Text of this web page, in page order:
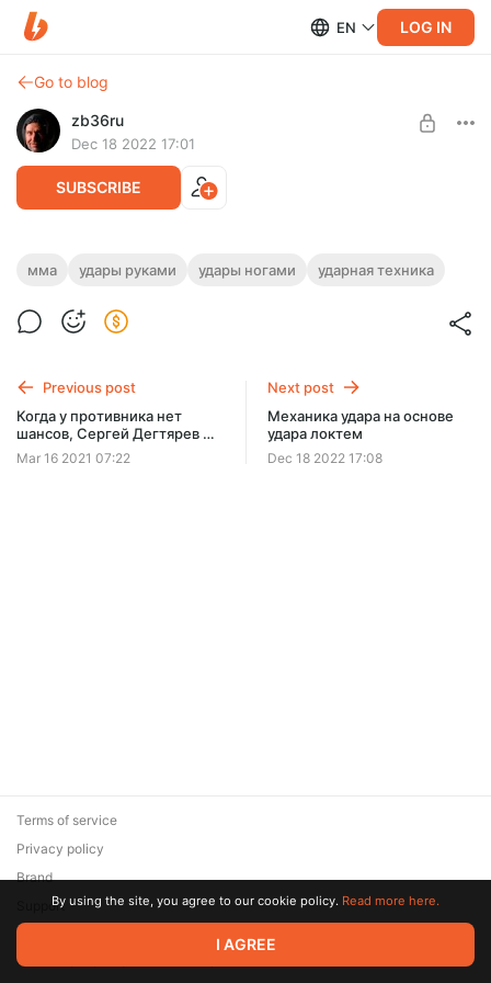
EN LOG IN
Go to blog
zb36ru
Dec 18 2022 17:01
SUBSCRIBE
Техника прямого удара
Это видео есть на ютубе в открытом доступе, здесь чтобы
не прыгать туда сюда. Техника прямого удара, все нюансы
мма удары руками удары ногами ударная техника
Previous post
Когда у противника нет
шансов, Сергей Дегтярев и
Константин Промысловский
Mar 16 2021 07:22
Next post
Механика удара на основе
удара локтем
Dec 18 2022 17:08
© 2026 Zaya Solutions Limited. All rights reserved. All trademarks
are the property of their respective owners.
Terms of service
Privacy policy
Brand
SupportBy using the site, you agree to our cookie policy. Read more here.
I AGREE